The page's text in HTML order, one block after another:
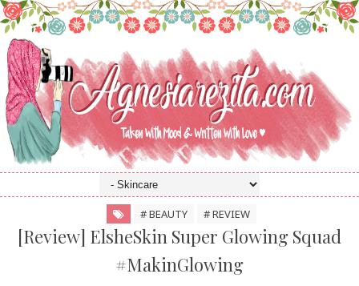
# BEAUTY # REVIEW
[Review] ElsheSkin Super Glowing Squad
#MakinGlowing